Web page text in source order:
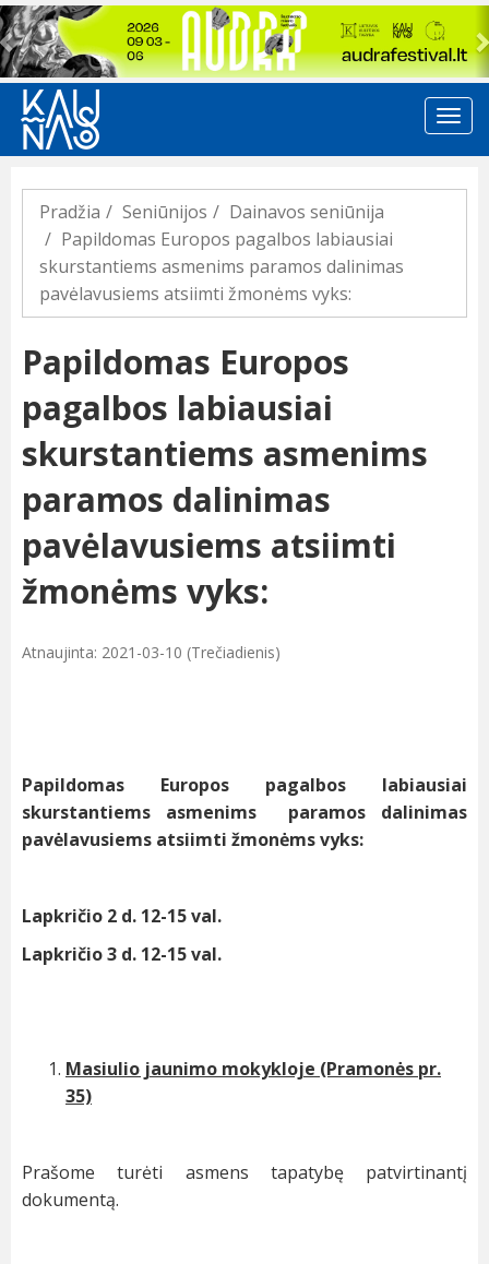
Previous
Pradžia Seniūnijos
Dainavos seniūnija
Papildomas Europos pagalbos labiausiai
skurstantiems asmenims paramos dalinimas
pavėlavusiems atsiimti žmonėms vyks:
Papildomas Europos
pagalbos labiausiai
skurstantiems asmenims
paramos dalinimas
pavėlavusiems atsiimti
žmonėms vyks:
Atnaujinta: 2021-03-10 (Trečiadienis)
Papildomas Europos pagalbos labiausiai
skurstantiems asmenims paramos dalinimas
pavėlavusiems atsiimti žmonėms vyks:
Lapkričio 2 d. 12-15 val.
Lapkričio 3 d. 12-15 val.
Masiulio jaunimo mokykloje (Pramonės pr.
35)
Prašome turėti asmens tapatybę patvirtinantį
dokumentą.